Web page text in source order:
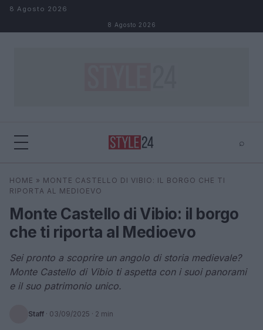
Salta al contenuto
8 Agosto 2026
8 Agosto 2026
⌕
Cerca ⌕
HOME » MONTE CASTELLO DI VIBIO: IL BORGO CHE TI
RIPORTA AL MEDIOEVO
Monte Castello di Vibio: il borgo
che ti riporta al Medioevo
Sei pronto a scoprire un angolo di storia medievale?
Monte Castello di Vibio ti aspetta con i suoi panorami
e il suo patrimonio unico.
Staff · 03/09/2025 · 2 min